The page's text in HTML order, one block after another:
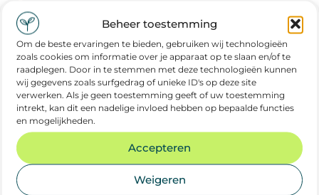
Beheer toestemming
Om de beste ervaringen te bieden, gebruiken wij technologieën
zoals cookies om informatie over je apparaat op te slaan en/of te
raadplegen. Door in te stemmen met deze technologieën kunnen
wij gegevens zoals surfgedrag of unieke ID's op deze site
verwerken. Als je geen toestemming geeft of uw toestemming
intrekt, kan dit een nadelige invloed hebben op bepaalde functies
en mogelijkheden.
Accepteren
Weigeren
duurzaam
nieuws
juli
2026
duurzaam nieuws
Enschede
Hengelo
Zwolle
Zeeland
Goes
Middelburg
Terneuzen
Vlissingen